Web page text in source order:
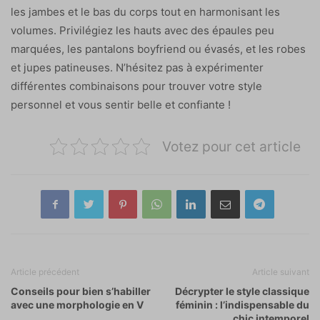
les jambes et le bas du corps tout en harmonisant les
volumes. Privilégiez les hauts avec des épaules peu
marquées, les pantalons boyfriend ou évasés, et les robes
et jupes patineuses. N’hésitez pas à expérimenter
différentes combinaisons pour trouver votre style
personnel et vous sentir belle et confiante !
Votez pour cet article
Article précédent
Conseils pour bien s’habiller
avec une morphologie en V
Article suivant
Décrypter le style classique
féminin : l’indispensable du